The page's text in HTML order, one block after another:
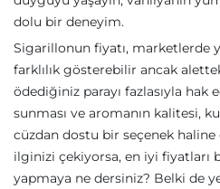
dolu bir deneyim.
Sigarillonun fiyatı, marketlerde
farklılık gösterebilir ancak
ödediğiniz parayı fazlasıyla hak
sunması ve aromanın kalitesi,
cüzdan dostu bir seçenek
ilginizi çekiyorsa, en iyi fiyatları
yapmaya ne dersiniz? Belki de